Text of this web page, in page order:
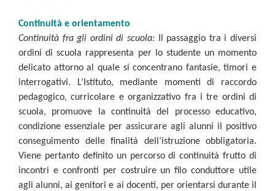
Continuità e orientamento
Continuità fra gli ordini di scuola:
Il passaggio tra i diversi
ordini di scuola rappresenta per lo studente un momento
delicato attorno al quale si concentrano fantasie, timori e
interrogativi. L’Istituto, mediante momenti di raccordo
pedagogico, curricolare e organizzativo fra i tre ordini di
scuola, promuove la continuità del processo educativo,
condizione essenziale per assicurare agli alunni il positivo
conseguimento delle finalità dell’istruzione obbligatoria.
Viene pertanto definito un percorso di continuità frutto di
incontri e confronti per costruire un filo conduttore utile
agli alunni, ai genitori e ai docenti, per orientarsi durante il